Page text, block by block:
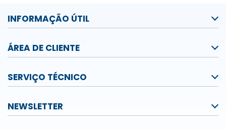
INFORMAÇÃO ÚTIL
ÁREA DE CLIENTE
SERVIÇO TÉCNICO
NEWSLETTER